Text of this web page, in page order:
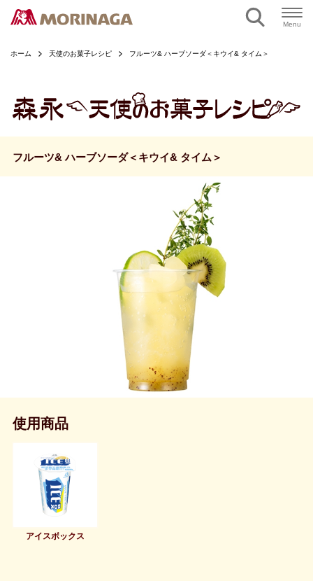
Menu
ホーム 天使のお菓子レシピ フルーツ& ハーブソーダ＜キウイ& タイム＞
フルーツ& ハーブソーダ＜キウイ& タイム＞
使用商品
アイスボックス